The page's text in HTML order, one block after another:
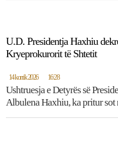
U.D. Presidentja Haxhiu
Kryeprokurorit të Shtetit
14 korrik 2026 16:28
Ushtruesja e Detyrës së
Albulena Haxhiu, ka pritur